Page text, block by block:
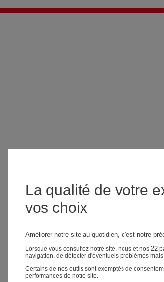
La qualité de votre
vos choix
Améliorer notre site au quotidien, c'est notre
Lorsque vous consultez notre site, nous et nos 22
navigation, de détecter d'éventuels problèmes
Certains de nos outils sont exemptés de
performances de notre site.